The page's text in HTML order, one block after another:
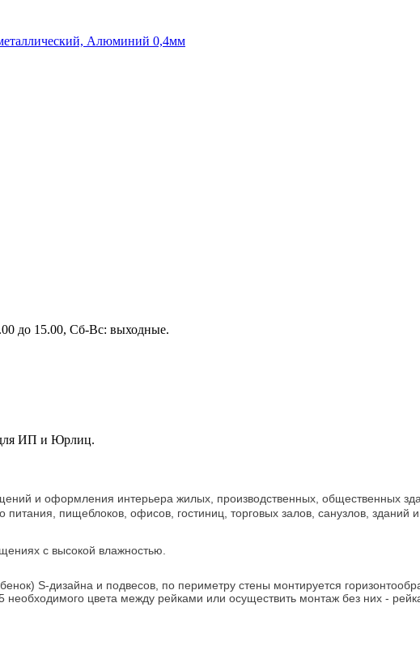
до 15.00, Сб-Вс: выходные.
для ИП и Юрлиц.
и оформления интерьера жилых, производственных, общественных
пищеблоков, офисов, гостиниц, торговых залов, санузлов, зданий
с высокой влажностью.
S-дизайна и подвесов, по периметру стены монтируется
цвета между рейками или осуществить монтаж без них -